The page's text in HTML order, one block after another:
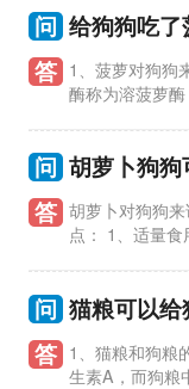
问 给狗狗吃
答 1、菠萝对狗狗
酶称为溶菠萝酶
问 胡萝卜狗
答 胡萝卜对狗狗
点： 1、适量
问 猫粮可以给
答 1、猫粮和狗粮
生素A，而狗粮